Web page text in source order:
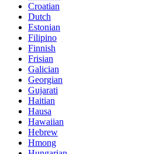
Croatian
Dutch
Estonian
Filipino
Finnish
Frisian
Galician
Georgian
Gujarati
Haitian
Hausa
Hawaiian
Hebrew
Hmong